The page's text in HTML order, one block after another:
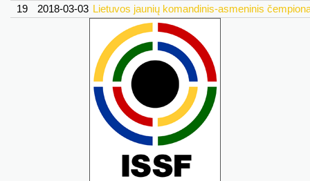
19
2018-03-03 Lietuvos jaunių komandinis-asmeninis